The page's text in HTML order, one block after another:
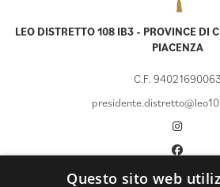
LEO DISTRETTO 108 IB3 - PROVINCE DI
PIACENZA
C.F. 94021690063
Questo sito web